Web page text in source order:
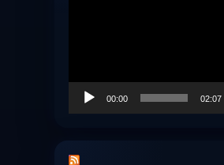
00:00 02:07